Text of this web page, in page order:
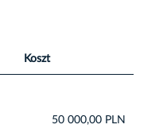
Koszt
50 000,00 PLN